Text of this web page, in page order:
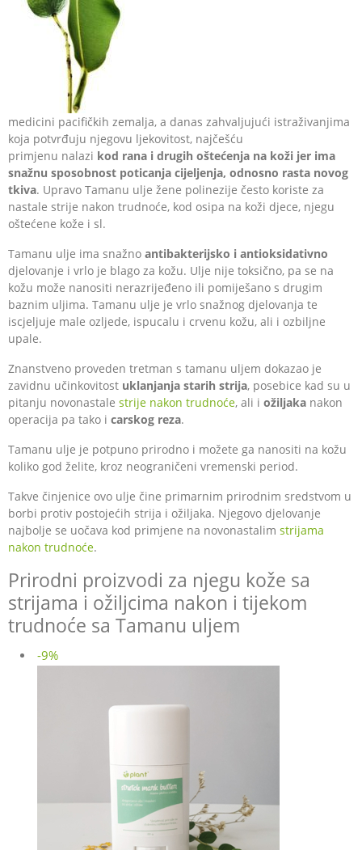
medicini pacifičkih zemalja, a danas zahvaljujući istraživanjima
koja potvrđuju njegovu ljekovitost, najčešću
primjenu nalazi kod rana i drugih oštećenja na koži jer ima
snažnu sposobnost poticanja cijeljenja, odnosno rasta novog
tkiva. Upravo Tamanu ulje žene polinezije često koriste za
nastale strije nakon trudnoće, kod osipa na koži djece, njegu
oštećene kože i sl.
Tamanu ulje ima snažno antibakterijsko i antioksidativno
djelovanje i vrlo je blago za kožu. Ulje nije toksično, pa se na
kožu može nanositi nerazrijeđeno ili pomiješano s drugim
baznim uljima. Tamanu ulje je vrlo snažnog djelovanja te
iscjeljuje male ozljede, ispucalu i crvenu kožu, ali i ozbiljne
upale.
Znanstveno proveden tretman s tamanu uljem dokazao je
zavidnu učinkovitost uklanjanja starih strija, posebice kad su u
pitanju novonastale strije nakon trudnoće, ali i ožiljaka nakon
operacija pa tako i carskog reza.
Tamanu ulje je potpuno prirodno i možete ga nanositi na kožu
koliko god želite, kroz neograničeni vremenski period.
Takve činjenice ovo ulje čine primarnim prirodnim sredstvom u
borbi protiv postojećih strija i ožiljaka. Njegovo djelovanje
najbolje se uočava kod primjene na novonastalim strijama
nakon trudnoće.
Prirodni proizvodi za njegu kože sa
strijama i ožiljcima nakon i tijekom
trudnoće sa Tamanu uljem
-9%